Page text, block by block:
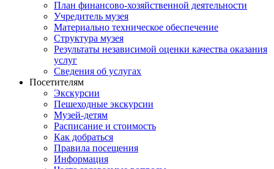
План финансово-хозяйственной деятельности
Учредитель музея
Материально техническое обеспечение
Структура музея
Результаты независимой оценки качества оказания
услуг
Сведения об услугах
Посетителям
Экскурсии
Пешеходные экскурсии
Музей-детям
Расписание и стоимость
Как добраться
Правила посещения
Информация